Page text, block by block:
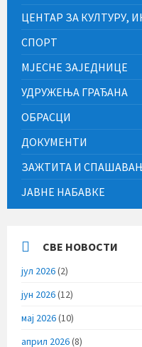
ЦЕНТАР ЗА КУЛТУРУ,
СПОРТ
МЈЕСНЕ ЗАЈЕДНИЦЕ
УДРУЖЕЊА ГРАЂАНА
ОБРАСЦИ
ДОКУМЕНТИ
ЗАЖТИТА И
ЈАВНЕ НАБАВКЕ
СВЕ НОВОСТИ
јул 2026(2)
јун 2026(12)
мај 2026(10)
април 2026(8)